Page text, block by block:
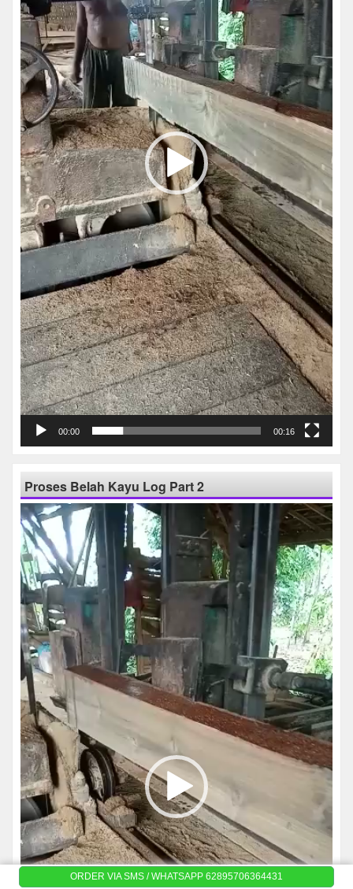
00:00 00:16
Proses Belah Kayu Log Part 2
Pemutar
Video
ORDER VIA SMS / WHATSAPP 62895706364431